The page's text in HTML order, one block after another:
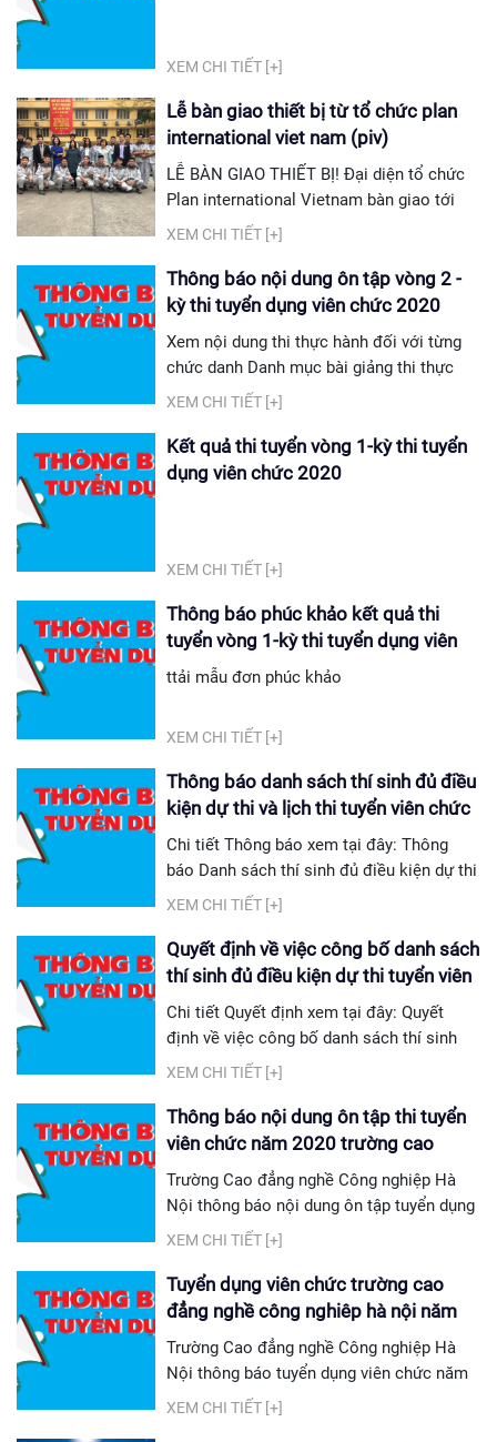
XEM CHI TIẾT [+]
Lễ bàn giao thiết bị từ tổ chức plan
international viet nam (piv)
LỄ BÀN GIAO THIẾT BỊ! Đại diện tổ chức
Plan international Vietnam bàn giao tới
Nhà trường một số thiết bị tăng cường
trợ dạy nghề cho thanh niên có hoàn cảnh
khó khăn tại Hà Nội" do tổ chức PIV từng
Huyndai E&C triển khai cùng Nhà trường.
Với mục tiêu hỗ trợ thanh niên được học
nghề phù hợp với định...
XEM CHI TIẾT [+]
Thông báo nội dung ôn tập vòng 2 -
kỳ thi tuyển dụng viên chức 2020
Xem nội dung thi thực hành đối với từng
chức danh Danh mục bài giảng thi thực
hành giảng giảng viên cơ khí Danh mục
công nghệ ô tô Danh mục bài giảng thi
thực hành giảng giảng viên điện tử Danh
XEM CHI TIẾT [+]
Kết quả thi tuyển vòng 1-kỳ thi tuyển
dụng viên chức 2020
XEM CHI TIẾT [+]
Thông báo phúc khảo kết quả thi
tuyển vòng 1-kỳ thi tuyển dụng viên
chức 2020
ttải mẫu đơn phúc khảo
XEM CHI TIẾT [+]
Thông báo danh sách thí sinh đủ điều
kiện dự thi và lịch thi tuyển viên chức
năm 2020 của trường cao đẳng nghề
công nghiêp hà nội năm 2020
Chi tiết Thông báo xem tại đây: Thông
báo Danh sách thí sinh đủ điều kiện dự thi
và lịch thi tuyển dụng viên chức năm 2020
Hà Nội
XEM CHI TIẾT [+]
Quyết định về việc công bố danh sách
thí sinh đủ điều kiện dự thi tuyển viên
chức năm 2020 trường cao đẳng
nghề công nghiêp hà nội năm 2020
Chi tiết Quyết định xem tại đây: Quyết
định về việc công bố danh sách thí sinh
đủ điều kiện dự thi tuyển viên chức
2020
XEM CHI TIẾT [+]
Thông báo nội dung ôn tập thi tuyển
viên chức năm 2020 trường cao
đẳng nghề công nghiêp hà nội năm
2020
Trường Cao đẳng nghề Công nghiệp Hà
Nội thông báo nội dung ôn tập tuyển dụng
viên chức năm 2020 vòng 1 như sau:
dung ôn tập tiếng anh
XEM CHI TIẾT [+]
Tuyển dụng viên chức trường cao
đẳng nghề công nghiêp hà nội năm
2020
Trường Cao đẳng nghề Công nghiệp Hà
Nội thông báo tuyển dụng viên chức năm
2020 như sau: 1. Số lượng tuyển dụng: 24
XEM CHI TIẾT [+]